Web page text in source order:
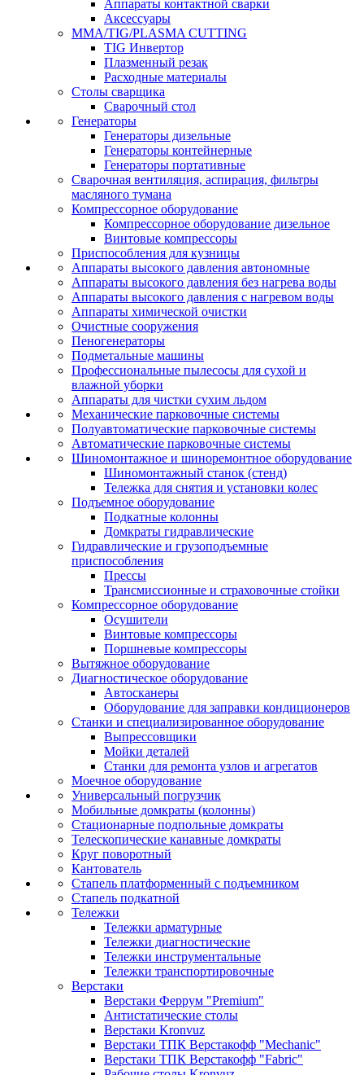
Аппараты контактной сварки
Аксессуары
MMA/TIG/PLASMA CUTTING
TIG Инвертор
Плазменный резак
Расходные материалы
Столы сварщика
Сварочный стол
Генераторы
Генераторы дизельные
Генераторы контейнерные
Генераторы портативные
Сварочная вентиляция, аспирация, фильтры
масляного тумана
Компрессорное оборудование
Компрессорное оборудование дизельное
Винтовые компрессоры
Приспособления для кузницы
Аппараты высокого давления автономные
Аппараты высокого давления без нагрева воды
Аппараты высокого давления с нагревом воды
Аппараты химической очистки
Очистные сооружения
Пеногенераторы
Подметальные машины
Профессиональные пылесосы для сухой и
влажной уборки
Аппараты для чистки сухим льдом
Механические парковочные системы
Полуавтоматические парковочные системы
Автоматические парковочные системы
Шиномонтажное и шиноремонтное оборудование
Шиномонтажный станок (стенд)
Тележка для снятия и установки колес
Подъемное оборудование
Подкатные колонны
Домкраты гидравлические
Гидравлические и грузоподъемные
приспособления
Прессы
Трансмиссионные и страховочные стойки
Компрессорное оборудование
Осушители
Винтовые компрессоры
Поршневые компрессоры
Вытяжное оборудование
Диагностическое оборудование
Автосканеры
Оборудование для заправки кондиционеров
Станки и специализированное оборудование
Выпрессовщики
Мойки деталей
Станки для ремонта узлов и агрегатов
Моечное оборудование
Универсальный погрузчик
Мобильные домкраты (колонны)
Стационарные подпольные домкраты
Телескопические канавные домкраты
Круг поворотный
Кантователь
Стапель платформенный с подъемником
Стапель подкатной
Тележки
Тележки арматурные
Тележки диагностические
Тележки инструментальные
Тележки транспортировочные
Верстаки
Верстаки Феррум "Premium"
Антистатические столы
Верстаки Kronvuz
Верстаки ТПК Верстакофф "Mechanic"
Верстаки ТПК Верстакофф "Fabric"